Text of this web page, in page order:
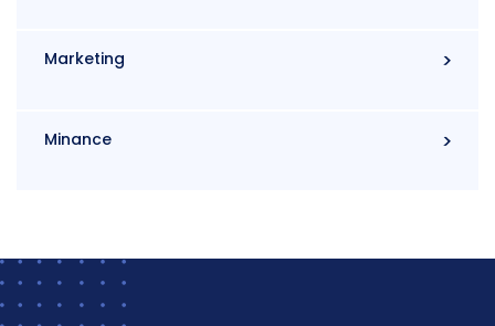
Marketing
Minance